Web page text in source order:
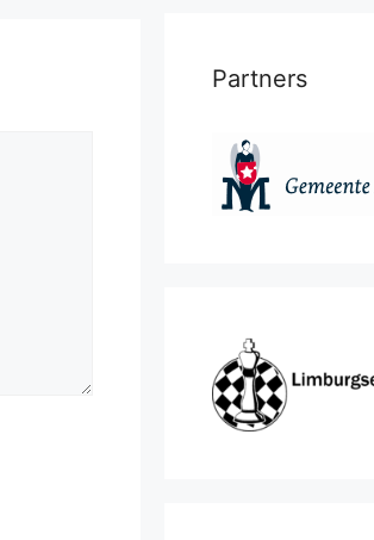
Partners